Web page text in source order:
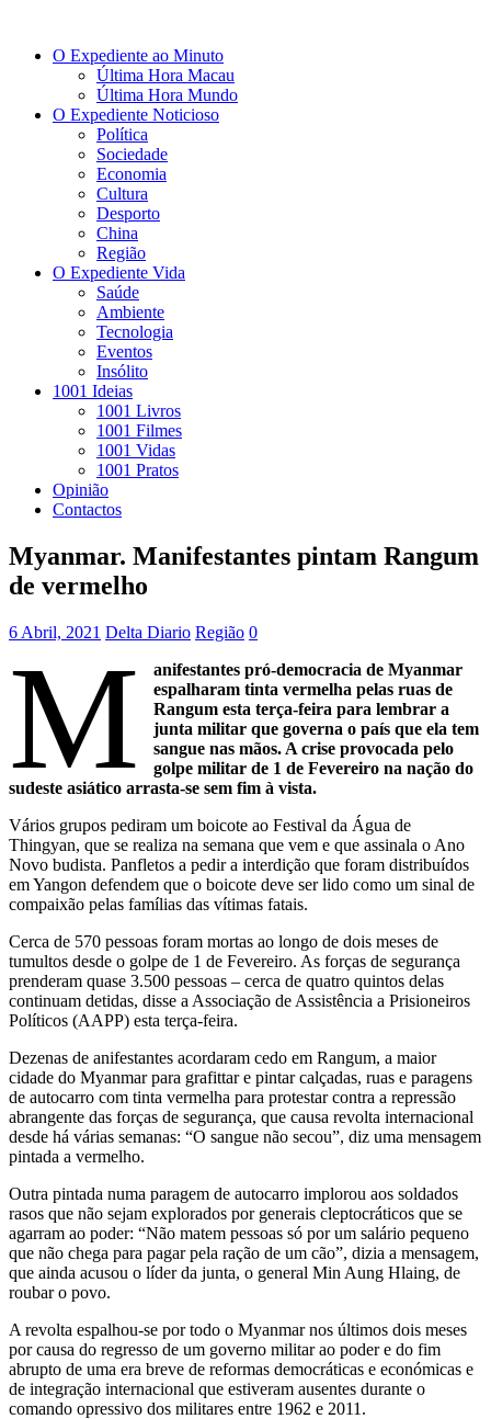
O Expediente ao Minuto
Última Hora Macau
Última Hora Mundo
O Expediente Noticioso
Política
Sociedade
Economia
Cultura
Desporto
China
Região
O Expediente Vida
Saúde
Ambiente
Tecnologia
Eventos
Insólito
1001 Ideias
1001 Livros
1001 Filmes
1001 Vidas
1001 Pratos
Opinião
Contactos
Myanmar. Manifestantes pintam Rangum
de vermelho
6 Abril, 2021 Delta Diario Região 0
M
anifestantes pró-democracia de Myanmar
espalharam tinta vermelha pelas ruas de
Rangum esta terça-feira para lembrar a
junta militar que governa o país que ela tem
sangue nas mãos. A crise provocada pelo
golpe militar de 1 de Fevereiro na nação do
sudeste asiático arrasta-se sem fim à vista.
Vários grupos pediram um boicote ao Festival da Água de
Thingyan, que se realiza na semana que vem e que assinala o Ano
Novo budista. Panfletos a pedir a interdição que foram distribuídos
em Yangon defendem que o boicote deve ser lido como um sinal de
compaixão pelas famílias das vítimas fatais.
Cerca de 570 pessoas foram mortas ao longo de dois meses de
tumultos desde o golpe de 1 de Fevereiro. As forças de segurança
prenderam quase 3.500 pessoas – cerca de quatro quintos delas
continuam detidas, disse a Associação de Assistência a Prisioneiros
Políticos (AAPP) esta terça-feira.
Dezenas de anifestantes acordaram cedo em Rangum, a maior
cidade do Myanmar para grafittar e pintar calçadas, ruas e paragens
de autocarro com tinta vermelha para protestar contra a repressão
abrangente das forças de segurança, que causa revolta internacional
desde há várias semanas: “O sangue não secou”, diz uma mensagem
pintada a vermelho.
Outra pintada numa paragem de autocarro implorou aos soldados
rasos que não sejam explorados por generais cleptocráticos que se
agarram ao poder: “Não matem pessoas só por um salário pequeno
que não chega para pagar pela ração de um cão”, dizia a mensagem,
que ainda acusou o líder da junta, o general Min Aung Hlaing, de
roubar o povo.
A revolta espalhou-se por todo o Myanmar nos últimos dois meses
por causa do regresso de um governo militar ao poder e do fim
abrupto de uma era breve de reformas democráticas e económicas e
de integração internacional que estiveram ausentes durante o
comando opressivo dos militares entre 1962 e 2011.